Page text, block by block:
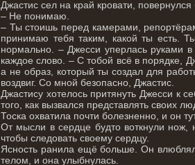
Джастис сел на край кровати,
– Не понимаю.
– Ты стоишь перед камерами,
принимаю тебя таким, какой ты есть.
нормально. – Джесси уперлась руками в
каждое слово. – С тобой всё в порядке,
а не образ, который ты создал для
воздвиг. Со мной безопасно, Джастис.
Джастису хотелось притянуть Джесси
того, как вызвался представлять своих
Тоска охватила почти болезненно, и он
От мысли в сердце будто воткнули
чтобы следовать своему сердцу.
Ясность ранила ещё больше. Он
телом, и она улыбнулась.